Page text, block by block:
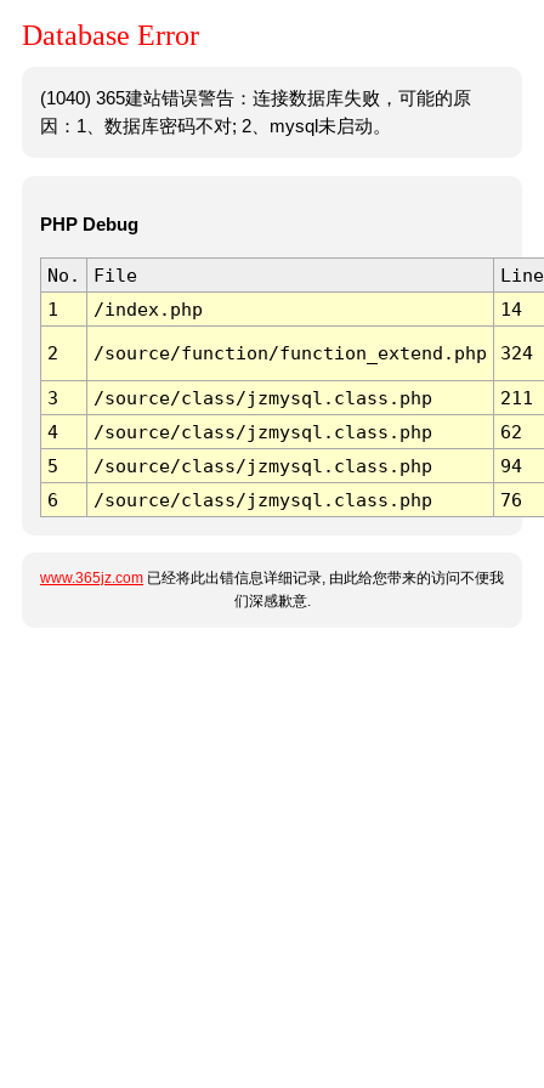
Database Error
(1040) 365建站错误警告：连接数据库失败，可能的原
因：1、数据库密码不对; 2、mysql未启动。
PHP Debug
No. File
Line
1
/index.php 14
2 /source/function/function_extend.php 324
3 /source/class/jzmysql.class.php
211
4
/source/class/jzmysql.class.php
62
5
/source/class/jzmysql.class.php
94
6
/source/class/jzmysql.class.php 76
www.365jz.com 已经将此出错信息详细记录, 由此给您带来的访问不便我
们深感歉意.